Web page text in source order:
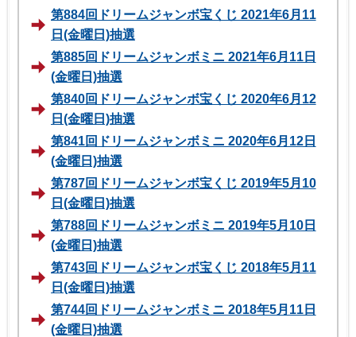
第884回ドリームジャンボ宝くじ 2021年6月11
日(金曜日)抽選
第885回ドリームジャンボミニ 2021年6月11日
(金曜日)抽選
第840回ドリームジャンボ宝くじ 2020年6月12
日(金曜日)抽選
第841回ドリームジャンボミニ 2020年6月12日
(金曜日)抽選
第787回ドリームジャンボ宝くじ 2019年5月10
日(金曜日)抽選
第788回ドリームジャンボミニ 2019年5月10日
(金曜日)抽選
第743回ドリームジャンボ宝くじ 2018年5月11
日(金曜日)抽選
第744回ドリームジャンボミニ 2018年5月11日
(金曜日)抽選